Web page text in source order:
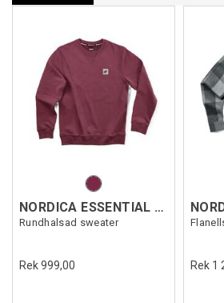
NORDICA ESSENTIAL SWEATSHIRT
Rundhalsad sweater
Rek 999,00 Rek 1